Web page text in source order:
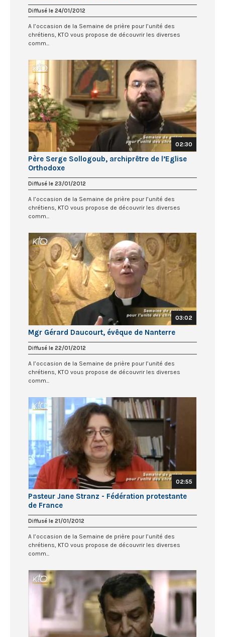
Diffusé le 24/01/2012
A l’occasion de la Semaine de prière pour l’unité des
chrétiens, KTO vous propose de découvrir les diverses
comm...
02:30
Père Serge Sollogoub, archiprêtre de l’Eglise
Orthodoxe
Diffusé le 23/01/2012
A l’occasion de la Semaine de prière pour l’unité des
chrétiens, KTO vous propose de découvrir les diverses
comm...
03:02
Mgr Gérard Daucourt, évêque de Nanterre
Diffusé le 22/01/2012
A l’occasion de la Semaine de prière pour l’unité des
chrétiens, KTO vous propose de découvrir les diverses
comm...
02:55
Pasteur Jane Stranz - Fédération protestante
de France
Diffusé le 21/01/2012
A l’occasion de la Semaine de prière pour l’unité des
chrétiens, KTO vous propose de découvrir les diverses
comm...